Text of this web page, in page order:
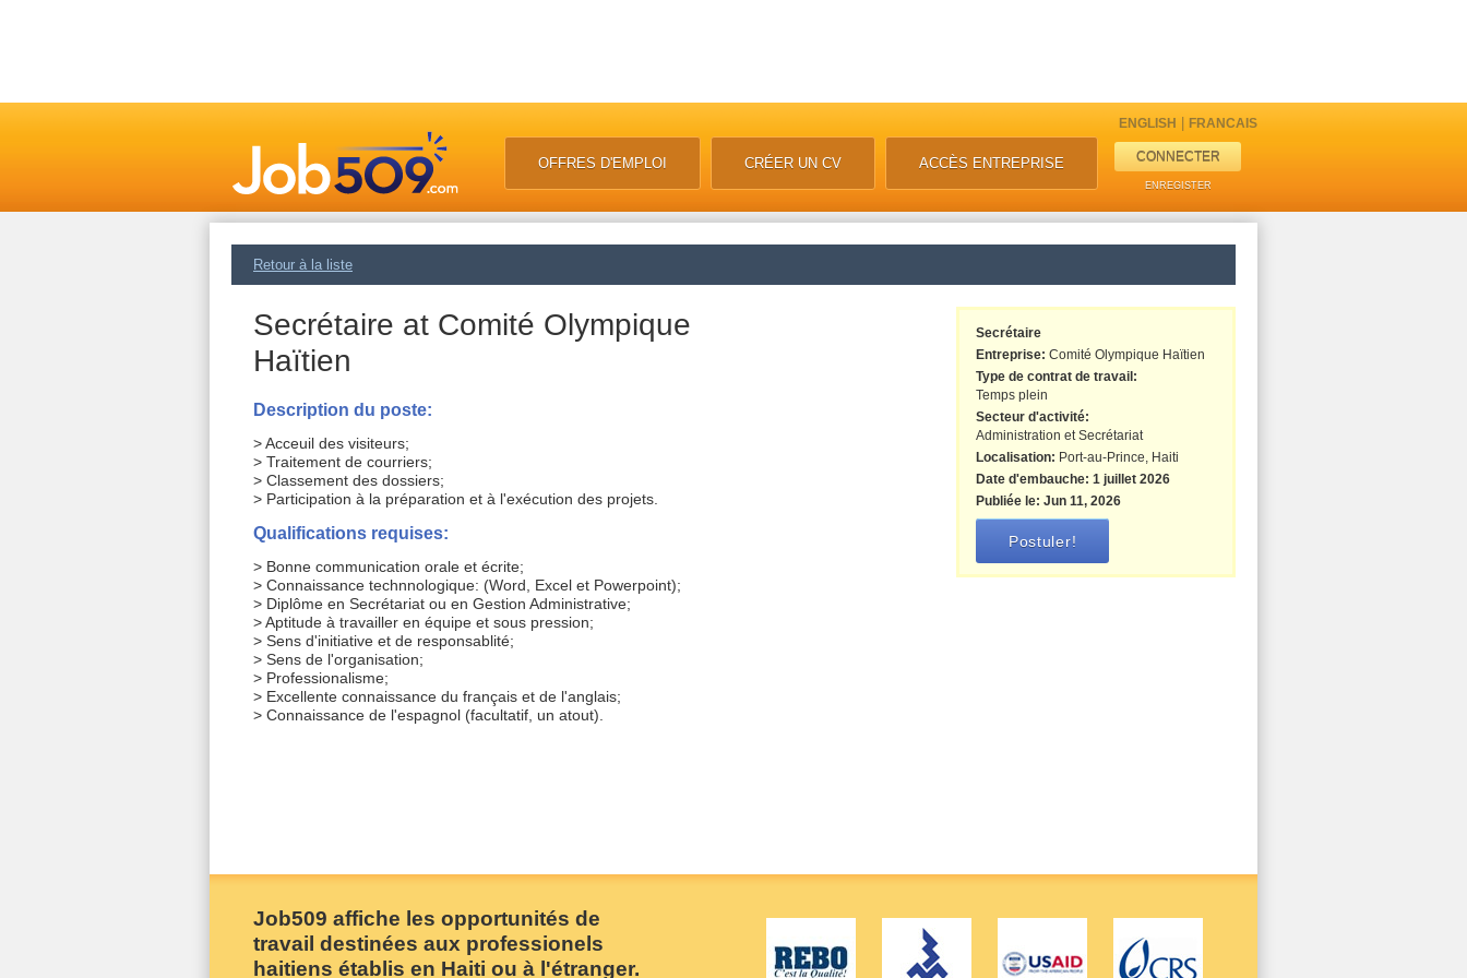
ENGLISH FRANCAIS
OFFRES D'EMPLOI CRÉER UN CV ACCÈS ENTREPRISE CONNECTER
ENREGISTER
Retour à la liste
Secrétaire
Entreprise: Comité Olympique Haïtien
Type de contrat de travail:
Temps plein
Secteur d'activité:
Administration et Secrétariat
Localisation: Port-au-Prince, Haiti
Date d'embauche: 1 juillet 2026
Publiée le: Jun 11, 2026
Postuler!
Secrétaire at Comité Olympique
Haïtien
Description du poste:
> Acceuil des visiteurs;
> Traitement de courriers;
> Classement des dossiers;
> Participation à la préparation et à l'exécution des projets.
Qualifications requises:
> Bonne communication orale et écrite;
> Connaissance technnologique: (Word, Excel et Powerpoint);
> Diplôme en Secrétariat ou en Gestion Administrative;
> Aptitude à travailler en équipe et sous pression;
> Sens d'initiative et de responsablité;
> Sens de l'organisation;
> Professionalisme;
> Excellente connaissance du français et de l'anglais;
> Connaissance de l'espagnol (facultatif, un atout).
Job509 affiche les opportunités de
travail destinées aux professionels
haitiens établis en Haiti ou à l'étranger.